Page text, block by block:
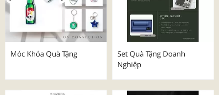
Móc Khóa Quà Tặng
Set Quà Tặng Doanh
Nghiệp